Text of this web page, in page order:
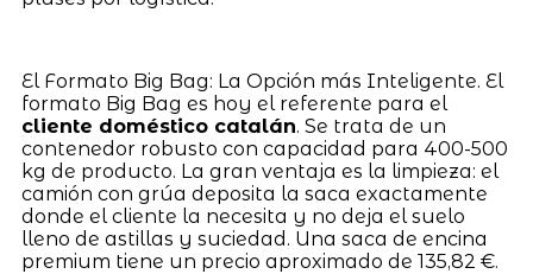
El Formato Big Bag: La Opción más Inteligente. El
formato Big Bag es hoy el referente para el
cliente doméstico catalán. Se trata de un
contenedor robusto con capacidad para 400-500
kg de producto. La gran ventaja es la limpieza: el
camión con grúa deposita la saca exactamente
donde el cliente la necesita y no deja el suelo
lleno de astillas y suciedad. Una saca de encina
premium tiene un precio aproximado de 135,82 €.